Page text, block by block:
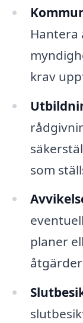
Hantera
krav
som
planer